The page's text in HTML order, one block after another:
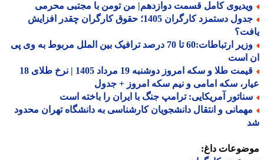
کامل قسمت دوازدهم| من تومن با مجتبی محرمی
جدول دستمزد کارگران 1405؛ حقوق کارگران چقدر افزایش
وزیر ارتباطات:60 تا 70 درصد ترافیک بین الملل مربوط به وی پی
است
قیمت طلا و سکه امروز دوشنبه 19 مرداد 1405 | نرخ طلای 18
سکه امامی و نیم سکه امروز + جدول
آمریکایی: ترامپ جنگ با ایران را باخته است
و انتقال دانشجویان کارشناسی به دانشگاه تهران محدود
داغ: